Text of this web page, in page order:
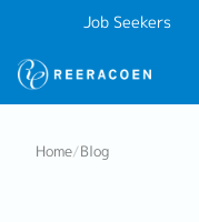
Job Seekers
Home/Blog